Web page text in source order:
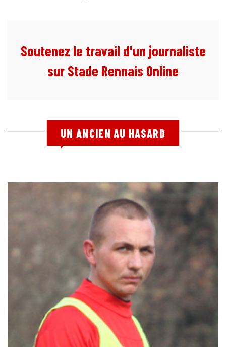
Soutenez le travail d'un journaliste
sur Stade Rennais Online
UN ANCIEN AU HASARD